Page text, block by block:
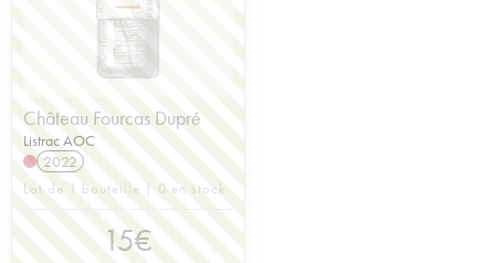
Château Fourcas Dupré
Listrac AOC
2022
Lot de 1 bouteille | 0 en stock
15€